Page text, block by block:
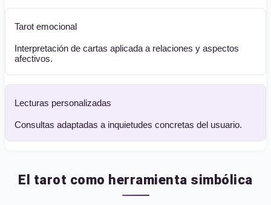
Tarot emocional
Interpretación de cartas aplicada a relaciones y aspectos
afectivos.
Lecturas personalizadas
Consultas adaptadas a inquietudes concretas del usuario.
El tarot como herramienta simbólica